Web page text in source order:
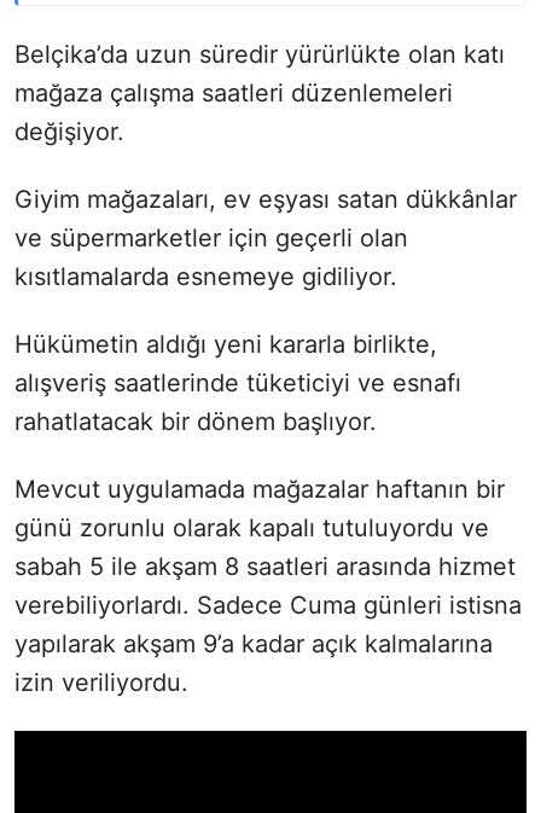
Belçika’da uzun süredir yürürlükte olan katı
mağaza çalışma saatleri düzenlemeleri
değişiyor.
Giyim mağazaları, ev eşyası satan dükkânlar
ve süpermarketler için geçerli olan
kısıtlamalarda esnemeye gidiliyor.
Hükümetin aldığı yeni kararla birlikte,
alışveriş saatlerinde tüketiciyi ve esnafı
rahatlatacak bir dönem başlıyor.
Mevcut uygulamada mağazalar haftanın bir
günü zorunlu olarak kapalı tutuluyordu ve
sabah 5 ile akşam 8 saatleri arasında hizmet
verebiliyorlardı. Sadece Cuma günleri istisna
yapılarak akşam 9’a kadar açık kalmalarına
izin veriliyordu.